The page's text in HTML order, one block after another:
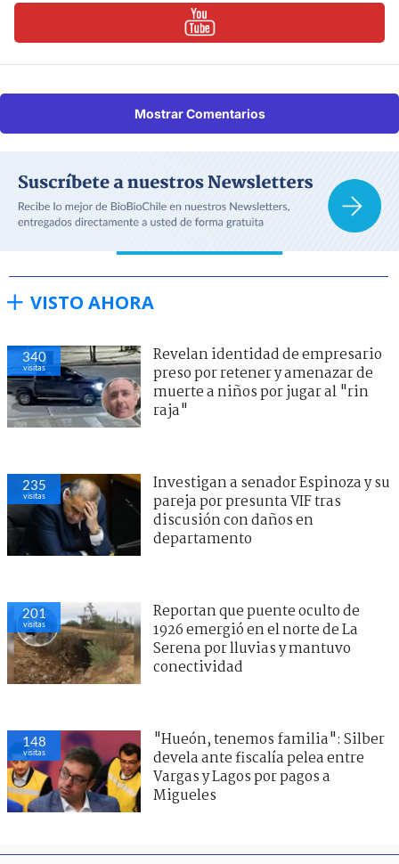
Mostrar Comentarios
VISTO AHORA
340
visitas
Revelan identidad de empresario
preso por retener y amenazar de
muerte a niños por jugar al "rin
raja"
235
visitas
Investigan a senador Espinoza y su
pareja por presunta VIF tras
discusión con daños en
departamento
201
visitas
Reportan que puente oculto de
1926 emergió en el norte de La
Serena por lluvias y mantuvo
conectividad
148
visitas
"Hueón, tenemos familia": Silber
devela ante fiscalía pelea entre
Vargas y Lagos por pagos a
Migueles